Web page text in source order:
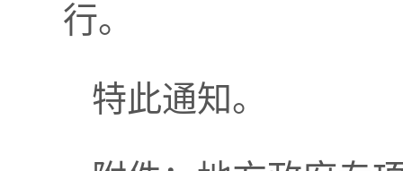
行。
特此通知。